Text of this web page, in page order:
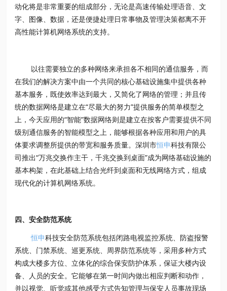
动化将是非常重要的组成部分，无论是高速传输处理语音、文
字、图像、数据，还是便捷处理日常事物及管理决策都离不开
高性能计算机网络系统的支持。
以往需要独立的多种网络来承担各不相同的通信服务，而
在我们的解决方案中由一个共同的核心基础设施集中提供各种
基本服务，既使效率达到最大，又简化了网络的管理；并且传
统的数据网络是建立在“尽最大的努力”提供服务的简单模型之
上，今天应用的“智能”数据网络则是建立在按客户需要提供不同
级别通信服务的智能模型之上，能够根据各种应用和用户的具
体要求调整所提供的带宽和服务质量。深圳市恒申科技有限公
司推出“万兆交换作主干，千兆交换到桌面”成为网络基础设施的
基本构架，在此基础上结合光纤到桌面和无线网络方式，组成
现代化的计算机网络系统。
四、安全防范系统
恒申科技安全防范系统包括闭路电视监控系统、防盗报警
系统、门禁系统、巡更系统、周界防范系统等，采用多种方式
构成大楼多方位、立体化的综合保安防护体系，保证大楼内设
备、人员的安全。它能够在第一时间内做出相应判断和动作，
并以视觉、听觉或其他感受方式告知管理与保安人员事故现场